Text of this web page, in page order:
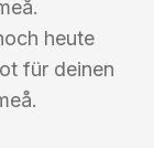
heute
für deinen